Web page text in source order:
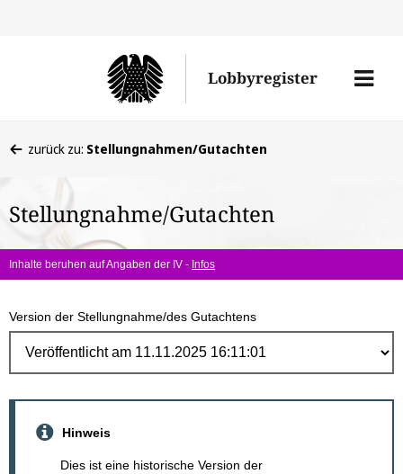
Lobbyregister
Menü
befinden
hier:
zurück zu: Stellungnahmen/Gutachten
Stellungnahme/Gutachten
Inhalte beruhen auf Angaben der IV - Infos
Version der Stellungnahme/des Gutachtens
Hinweis
Dies ist eine historische Version der